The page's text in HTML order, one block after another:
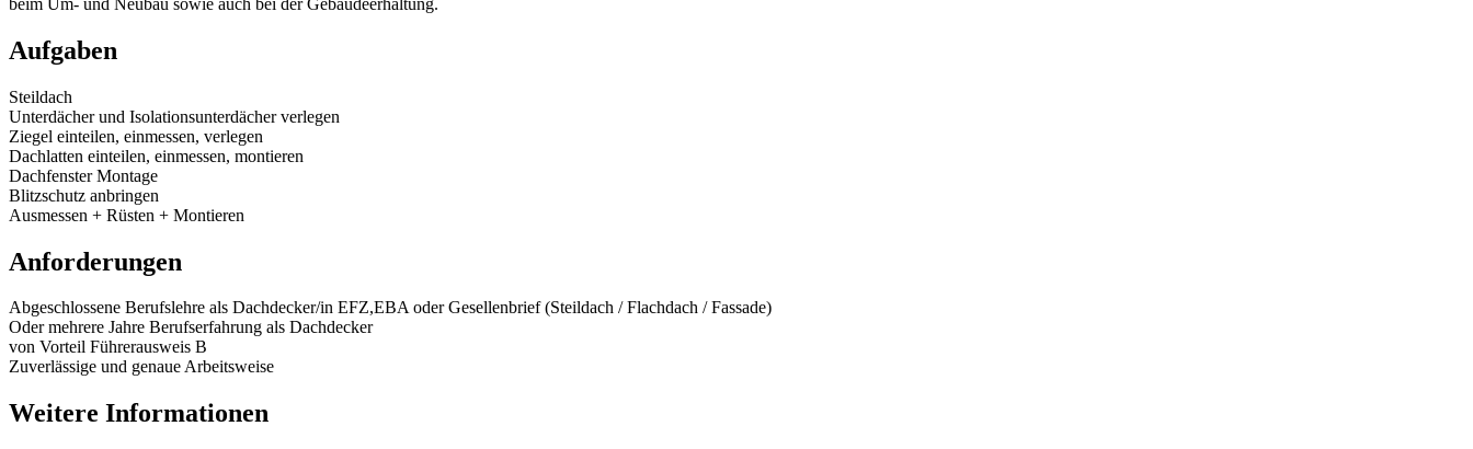
Aufgaben
Steildach
Unterdächer und Isolationsunterdächer verlegen
Ziegel einteilen, einmessen, verlegen
Dachlatten einteilen, einmessen, montieren
Dachfenster Montage
Blitzschutz anbringen
Ausmessen + Rüsten + Montieren
Anforderungen
Abgeschlossene Berufslehre als Dachdecker/in EFZ,EBA oder Gesellenbrief (Steildach / Flachdach / Fassade)
Oder mehrere Jahre Berufserfahrung als Dachdecker
von Vorteil Führerausweis B
Zuverlässige und genaue Arbeitsweise
Weitere Informationen